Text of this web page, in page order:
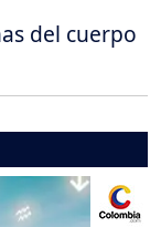
del cuerpo